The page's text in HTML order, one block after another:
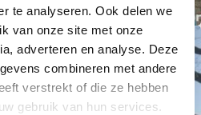
te analyseren. Ook delen we
van onze site met onze
adverteren en analyse. Deze
combineren met andere
verstrekt of die ze hebben
gebruik van hun services.